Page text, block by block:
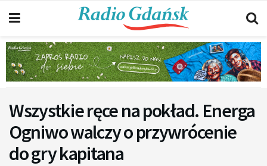
Wszystkie ręce na pokład. Energa
Ogniwo walczy o przywrócenie
do gry kapitana